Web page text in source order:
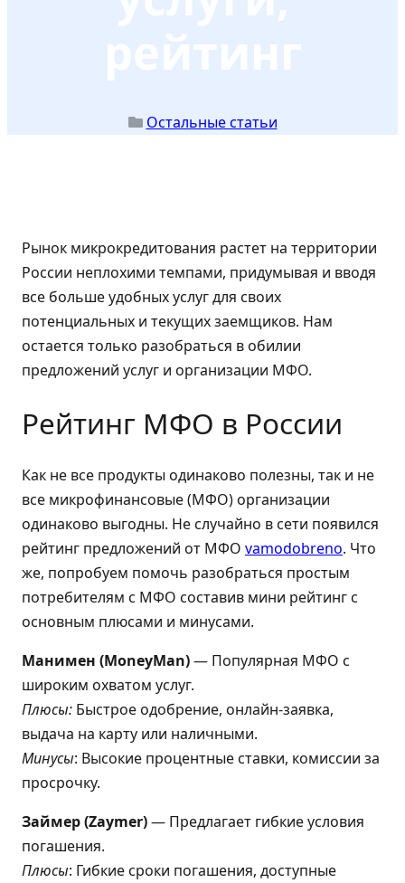
рейтинг
Остальные статьи
Рынок микрокредитования растет на территории
России неплохими темпами, придумывая и вводя
все больше удобных услуг для своих
потенциальных и текущих заемщиков. Нам
остается только разобраться в обилии
предложений услуг и организации МФО.
Рейтинг МФО в России
Как не все продукты одинаково полезны, так и не
все микрофинансовые (МФО) организации
одинаково выгодны. Не случайно в сети появился
рейтинг предложений от МФО vamodobreno. Что
же, попробуем помочь разобраться простым
потребителям с МФО составив мини рейтинг с
основным плюсами и минусами.
Манимен (MoneyMan)— Популярная МФО с
широким охватом услуг.
Плюсы: Быстрое одобрение, онлайн-заявка,
выдача на карту или наличными.
Минусы: Высокие процентные ставки, комиссии за
просрочку.
Займер (Zaymer)— Предлагает гибкие условия
погашения.
Плюсы: Гибкие сроки погашения, доступные